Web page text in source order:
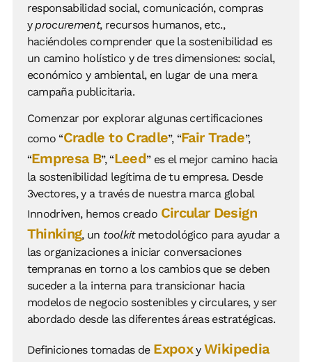
responsabilidad social, comunicación, compras
yprocurement, recursos humanos, etc.,
haciéndoles comprender que la sostenibilidad es
un camino holístico y de tres dimensiones: social,
económico y ambiental, en lugar de una mera
campaña publicitaria.
Comenzar por explorar algunas certificaciones
como “Cradle to Cradle”, “Fair Trade”,
“Empresa B”, “Leed” es el mejor camino hacia
la sostenibilidad legítima de tu empresa. Desde
3vectores, y a través de nuestra marca global
Innodriven, hemos creado Circular Design
Thinking, un toolkitmetodológico para ayudar a
las organizaciones a iniciar conversaciones
tempranas en torno a los cambios que se deben
suceder a la interna para transicionar hacia
modelos de negocio sostenibles y circulares, y ser
abordado desde las diferentes áreas estratégicas.
Definiciones tomadas de ExpoxyWikipedia